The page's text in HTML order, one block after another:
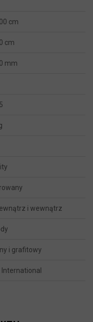
cm
cm
mm
i wewnątrz
i grafitowy
International